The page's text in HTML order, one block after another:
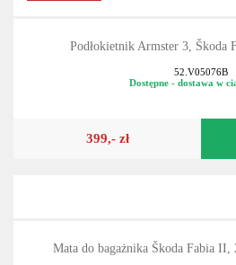
Podłokietnik Armster 3, Škoda
52.V05076B
Dostępne - dostawa w
399,- zł
Mata do bagażnika Škoda Fabia II,